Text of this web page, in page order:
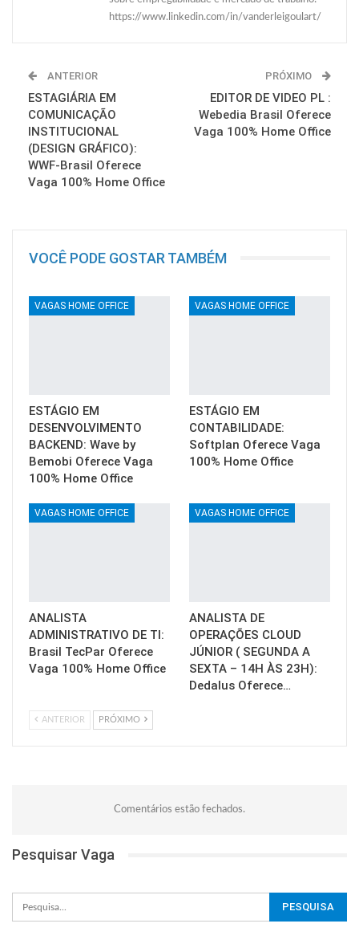
https://www.linkedin.com/in/vanderleigoulart/
ANTERIOR
ESTAGIÁRIA EM
COMUNICAÇÃO
INSTITUCIONAL
(DESIGN GRÁFICO):
WWF-Brasil Oferece
Vaga 100% Home Office
PRÓXIMO
EDITOR DE VIDEO PL :
Webedia Brasil Oferece
Vaga 100% Home Office
VOCÊ PODE GOSTAR TAMBÉM
VAGAS HOME OFFICE
ESTÁGIO EM
DESENVOLVIMENTO
BACKEND: Wave by
Bemobi Oferece Vaga
100% Home Office
VAGAS HOME OFFICE
ESTÁGIO EM
CONTABILIDADE:
Softplan Oferece Vaga
100% Home Office
VAGAS HOME OFFICE
ANALISTA
ADMINISTRATIVO DE TI:
Brasil TecPar Oferece
Vaga 100% Home Office
VAGAS HOME OFFICE
ANALISTA DE
OPERAÇÕES CLOUD
JÚNIOR ( SEGUNDA A
SEXTA – 14H ÀS 23H):
Dedalus Oferece…
ANTERIOR PRÓXIMO
Comentários estão fechados.
Pesquisar Vaga